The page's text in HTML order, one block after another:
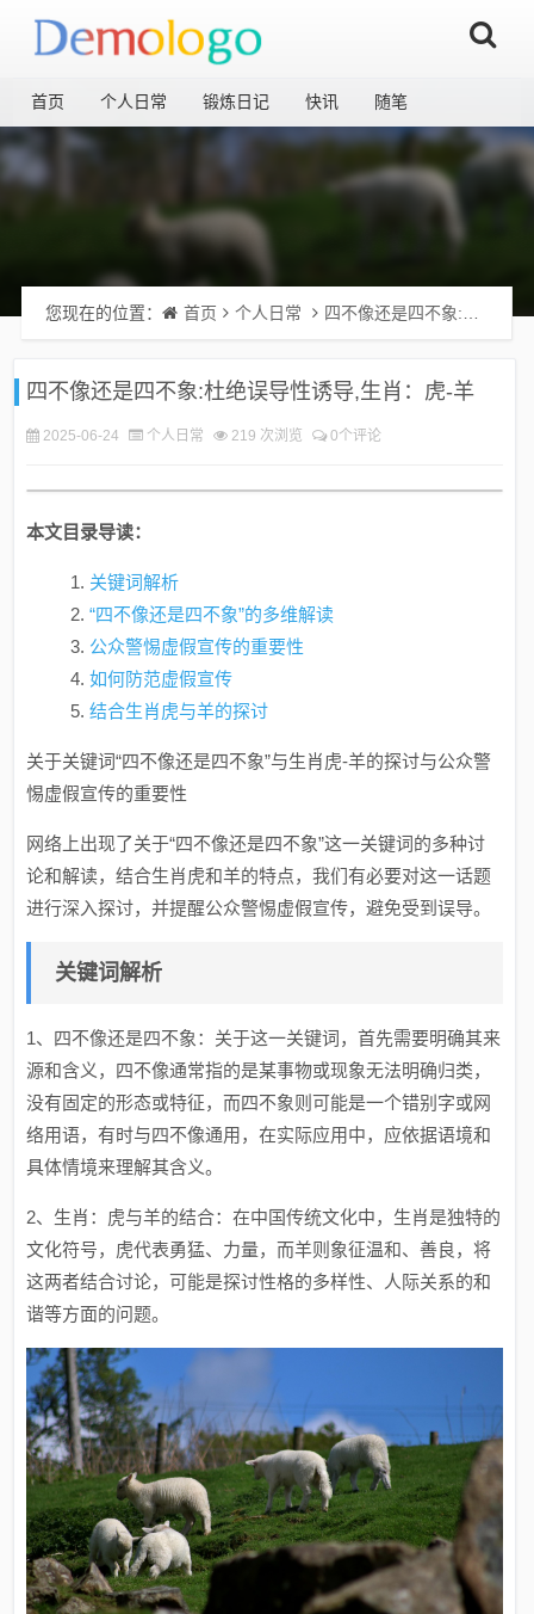
首页 个人日常 锻炼日记 快讯 随笔
您现在的位置： 首页 个人日常 四不像还是四不象:杜绝误导性诱导,生肖：虎-羊
四不像还是四不象:杜绝误导性诱导,生肖：虎-羊
2025-06-24 个人日常 219 次浏览 0个评论
本文目录导读：
关键词解析
“四不像还是四不象”的多维解读
公众警惕虚假宣传的重要性
如何防范虚假宣传
结合生肖虎与羊的探讨
关于关键词“四不像还是四不象”与生肖虎-羊的探讨与公众警
惕虚假宣传的重要性
网络上出现了关于“四不像还是四不象”这一关键词的多种讨
论和解读，结合生肖虎和羊的特点，我们有必要对这一话题
进行深入探讨，并提醒公众警惕虚假宣传，避免受到误导。
关键词解析
1、四不像还是四不象：关于这一关键词，首先需要明确其来
源和含义，四不像通常指的是某事物或现象无法明确归类，
没有固定的形态或特征，而四不象则可能是一个错别字或网
络用语，有时与四不像通用，在实际应用中，应依据语境和
具体情境来理解其含义。
2、生肖：虎与羊的结合：在中国传统文化中，生肖是独特的
文化符号，虎代表勇猛、力量，而羊则象征温和、善良，将
这两者结合讨论，可能是探讨性格的多样性、人际关系的和
谐等方面的问题。